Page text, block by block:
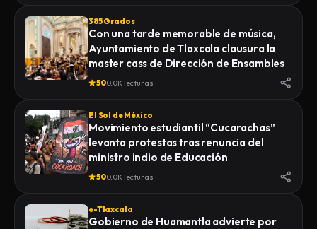
385 Grados
Con una tarde memorable de música,
Ayuntamiento de Tlaxcala clausura la
master cass de Dirección de Ensambles
500.0K lecturas
El Sol de México
Movimiento estudiantil “Cucarachas”
levanta protestas tras renuncia del
ministro indio de Educación
500.0K lecturas
e-Tlaxcala
Gobierno de Huamantla advierte por